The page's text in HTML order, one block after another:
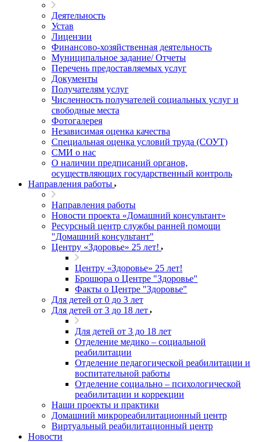
Деятельность
Устав
Лицензии
Финансово-хозяйственная деятельность
Муниципальное задание/ Отчеты
Перечень предоставляемых услуг
Документы
Получателям услуг
Численность получателей социальных услуг и
свободные места
Фотогалерея
Независимая оценка качества
Специальная оценка условий труда (СОУТ)
СМИ о нас
О наличии предписаний органов,
осуществляющих государственный контроль
Направления работы
Направления работы
Новости проекта «Домашний консультант»
Ресурсный центр службы ранней помощи
"Домашний консультант"
Центру «Здоровье» 25 лет!
Центру «Здоровье» 25 лет!
Брошюра о Центре "Здоровье"
Факты о Центре "Здоровье"
Для детей от 0 до 3 лет
Для детей от 3 до 18 лет
Для детей от 3 до 18 лет
Отделение медико – социальной
реабилитации
Отделение педагогической реабилитации и
воспитательной работы
Отделение социально – психологической
реабилитации и коррекции
Наши проекты и практики
Домашний микрореабилитационный центр
Виртуальный реабилитационный центр
Новости